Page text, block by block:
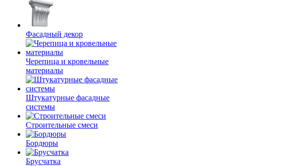
Фасадный декор
Черепица и кровельные
материалы
Штукатурные фасадные
системы
Строительные смеси
Бордюры
Брусчатка